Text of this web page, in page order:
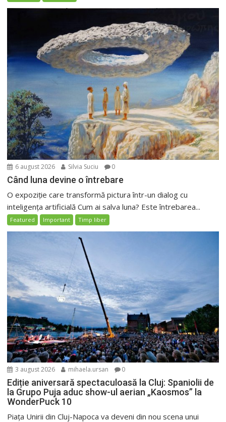
6 august 2026 Silvia Suciu 0
Când luna devine o întrebare
O expoziție care transformă pictura într-un dialog cu
inteligența artificială Cum ai salva luna? Este întrebarea...
Featured Important Timp liber
3 august 2026 mihaela.ursan 0
Ediție aniversară spectaculoasă la Cluj: Spaniolii de
la Grupo Puja aduc show-ul aerian „Kaosmos” la
WonderPuck 10
Piața Unirii din Cluj-Napoca va deveni din nou scena unui